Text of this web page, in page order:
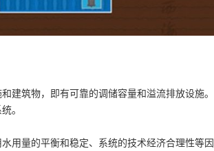
建筑物，即有可靠的调储容量和溢流排放设施。
。
用量的平衡和稳定、系统的技术经济合理性等因